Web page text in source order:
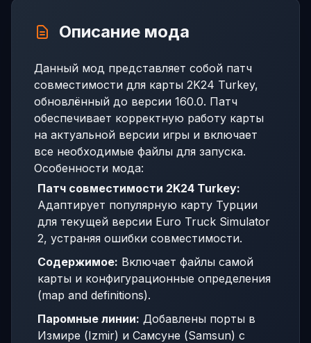
Описание мода
Данный мод представляет собой патч
совместимости для карты 2K24 Turkey,
обновлённый до версии 160.0. Патч
обеспечивает корректную работу карты
на актуальной версии игры и включает
все необходимые файлы для запуска.
Особенности мода:
Патч совместимости 2K24 Turkey:
Адаптирует популярную карту Турции
для текущей версии Euro Truck Simulator
2, устраняя ошибки совместимости.
Содержимое: Включает файлы самой
карты и конфигурационные определения
(map and definitions).
Паромные линии: Добавлены порты в
Измире (Izmir) и Самсуне (Samsun) с